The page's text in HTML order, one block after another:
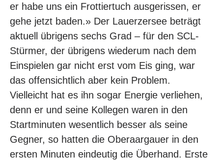
er habe uns ein Frottiertuch ausgerissen, er
gehe jetzt baden.» Der Lauerzersee beträgt
aktuell übrigens sechs Grad – für den SCL-
Stürmer, der übrigens wiederum nach dem
Einspielen gar nicht erst vom Eis ging, war
das offensichtlich aber kein Problem.
Vielleicht hat es ihn sogar Energie verliehen,
denn er und seine Kollegen waren in den
Startminuten wesentlich besser als seine
Gegner, so hatten die Oberaargauer in den
ersten Minuten eindeutig die Überhand. Erste